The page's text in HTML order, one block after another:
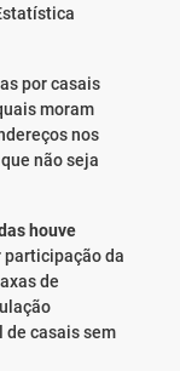
por casais
moram
nos
não seja
houve
participação da
de
de casais sem